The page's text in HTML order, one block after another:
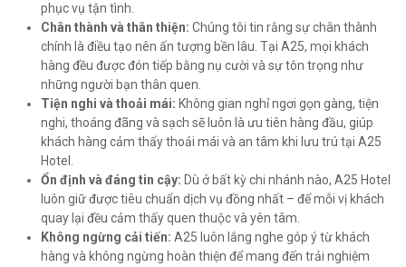
phục vụ tận tình.
Chân thành và thân thiện: Chúng tôi tin rằng sự chân thành
chính là điều tạo nên ấn tượng bền lâu. Tại A25, mọi khách
hàng đều được đón tiếp bằng nụ cười và sự tôn trọng như
những người bạn thân quen.
Tiện nghi và thoải mái: Không gian nghỉ ngơi gọn gàng, tiện
nghi, thoáng đãng và sạch sẽ luôn là ưu tiên hàng đầu, giúp
khách hàng cảm thấy thoải mái và an tâm khi lưu trú tại A25
Hotel.
Ổn định và đáng tin cậy: Dù ở bất kỳ chi nhánh nào, A25 Hotel
luôn giữ được tiêu chuẩn dịch vụ đồng nhất – để mỗi vị khách
quay lại đều cảm thấy quen thuộc và yên tâm.
Không ngừng cải tiến: A25 luôn lắng nghe góp ý từ khách
hàng và không ngừng hoàn thiện để mang đến trải nghiệm